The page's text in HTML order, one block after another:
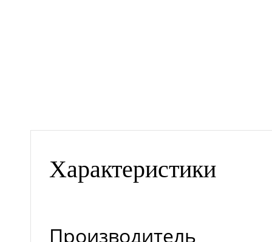
Характеристики
Производитель